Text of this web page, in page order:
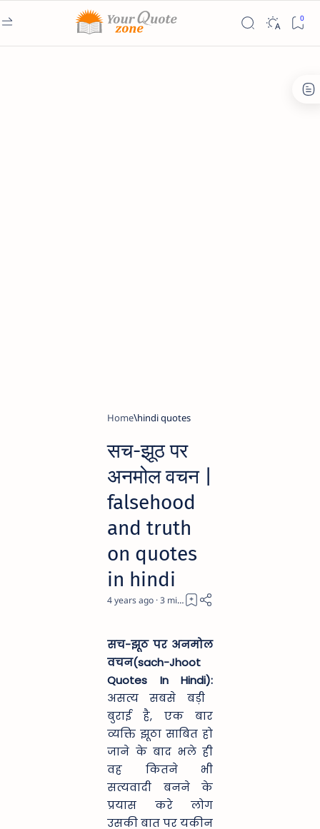
Home hindi quotes
सच-झूठ पर
अनमोल वचन |
falsehood
and truth
on quotes
in hindi
4 years ago 3
सच-झूठ पर अनमोल
वचन(sach-Jhoot
Quotes In Hindi):
असत्य सबसे बड़ी
बुराई है, एक बार
व्यक्ति झूठा साबित हो
जाने के बाद भले ही
वह कितने भी
सत्यवादी बनने के
प्रयास करे लोग
उसकी बात पर यकीन